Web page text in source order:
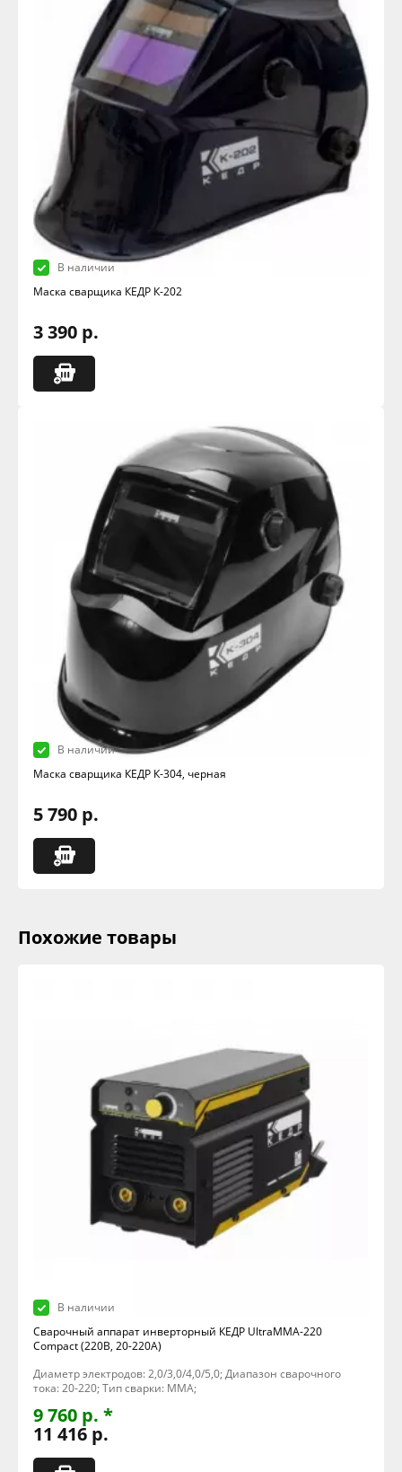
В наличии
Маска сварщика КЕДР К-202
3 390 р.
В наличии
Маска сварщика КЕДР К-304, черная
5 790 р.
Похожие товары
В наличии
Сварочный аппарат инверторный КЕДР UltraMMA-220
Compact (220В, 20-220А)
Диаметр электродов: 2,0/3,0/4,0/5,0; Диапазон сварочного
тока: 20-220; Тип сварки: MMA;
9 760 р. *
11 416 р.